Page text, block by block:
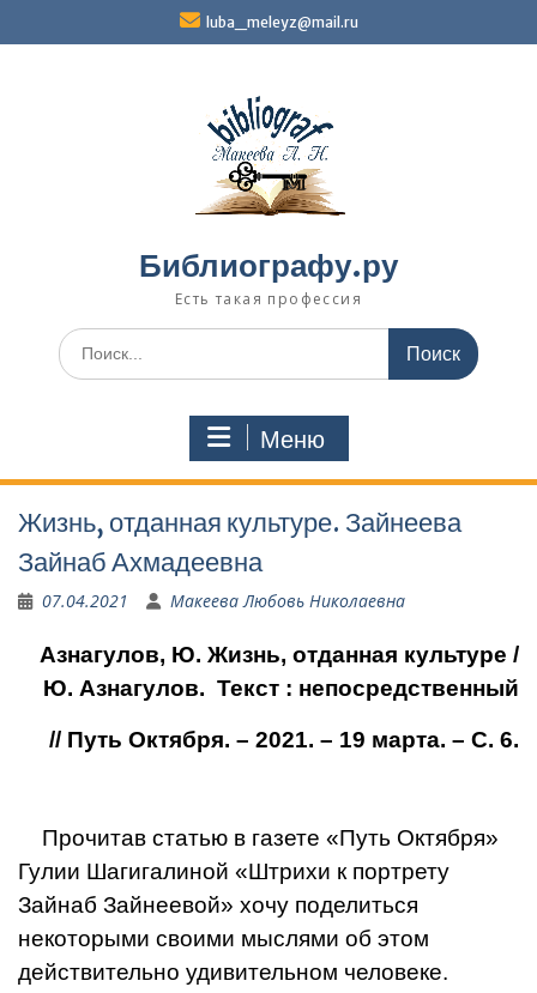
luba_meleyz@mail.ru
Библиографу.ру
Есть такая профессия
Поиск
по:
Меню
Жизнь, отданная культуре. Зайнеева
Зайнаб Ахмадеевна
07.04.2021 Макеева Любовь Николаевна
Азнагулов, Ю. Жизнь, отданная культуре /
Ю. Азнагулов. Текст : непосредственный
// Путь Октября. – 2021. – 19 марта. – С. 6.
Прочитав статью в газете «Путь Октября»
Гулии Шагигалиной «Штрихи к портрету
Зайнаб Зайнеевой» хочу поделиться
некоторыми своими мыслями об этом
действительно удивительном человеке.